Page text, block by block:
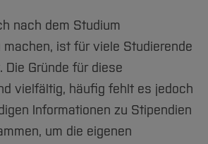
nach dem Studium
ist für viele Studierende
Gründe für diese
vielfältig, häufig fehlt es jedoch
Informationen zu Stipendien
um die eigenen